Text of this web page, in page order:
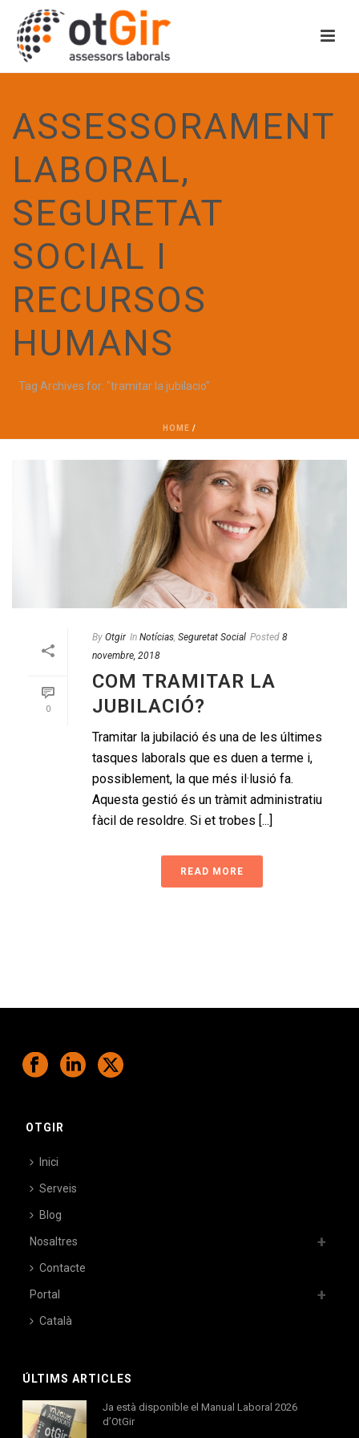
ASSESSORAMENT
LABORAL,
SEGURETAT
SOCIAL I
RECURSOS
HUMANS
Tag Archives for: "tramitar la jubilacio"
HOME /
0
By Otgir In Notícias Seguretat Social Posted 8
novembre, 2018
COM TRAMITAR LA
JUBILACIÓ?
Tramitar la jubilació és una de les últimes
tasques laborals que es duen a terme i,
possiblement, la que més il·lusió fa.
Aquesta gestió és un tràmit administratiu
fàcil de resoldre. Si et trobes [...]
READ MORE
OTGIR
Inici
Serveis
Blog
Nosaltres
Contacte
Portal
Català
ÚLTIMS ARTICLES
Ja està disponible el Manual Laboral 2026
d’OtGir